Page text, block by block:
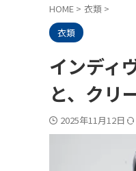
HOME > 衣類 >
衣類
インディ
と、クリ
2025年11月12日